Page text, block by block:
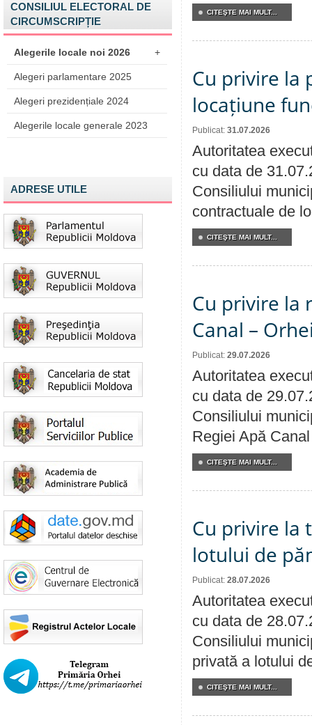
CONSILIUL ELECTORAL DE
CIRCUMSCRIPȚIE
Alegerile locale noi 2026 +
Alegeri parlamentare 2025
Alegeri prezidențiale 2024
Alegerile locale generale 2023
ADRESE UTILE
CITEŞTE MAI MULT...
Cu privire la
locațiune
Publicat: 31.07.2026
Autoritatea
cu data de
Consiliului
contractuale de
CITEŞTE MAI MULT...
Cu privire la
Canal –
Publicat: 29.07.2026
Autoritatea
cu data de
Consiliului
Regiei Apă
CITEŞTE MAI MULT...
Cu privire la
lotului de
Publicat: 28.07.2026
Autoritatea
cu data de
Consiliului
privată a lotului
CITEŞTE MAI MULT...